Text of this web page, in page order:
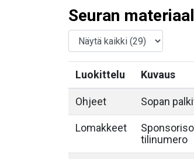
Seuran
Luokittelu Kuvaus
Ohjeet Sopan
Lomakkeet
tilinumero